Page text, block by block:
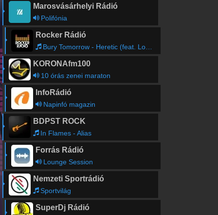
Marosvásárhelyi Rádió
Polifónia
Rocker Rádió
Bury Tomorrow - Heretic (feat. Loz Taylor)
KORONAfm100
10 órás zenei maraton
InfoRádió
Napinfó magazin
BDPST ROCK
In Flames - Alias
Forrás Rádió
Lounge Session
Nemzeti Sportrádió
Sportvilág
SuperDj Rádió